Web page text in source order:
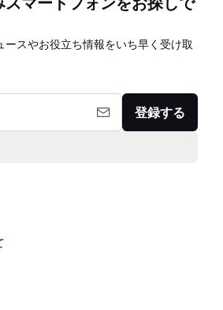
ースやお役立ち情報をいち早く受け取
登録する